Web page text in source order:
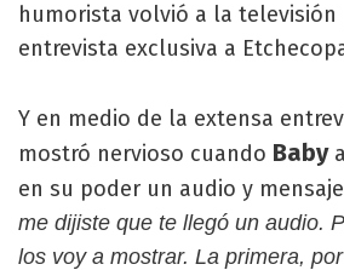
humorista volvió a la televisión
entrevista exclusiva a
Y en medio de la extensa
mostró nervioso cuando Baby
en su poder un audio y
me dijiste que te llegó un audio.
los voy a mostrar. La primera,